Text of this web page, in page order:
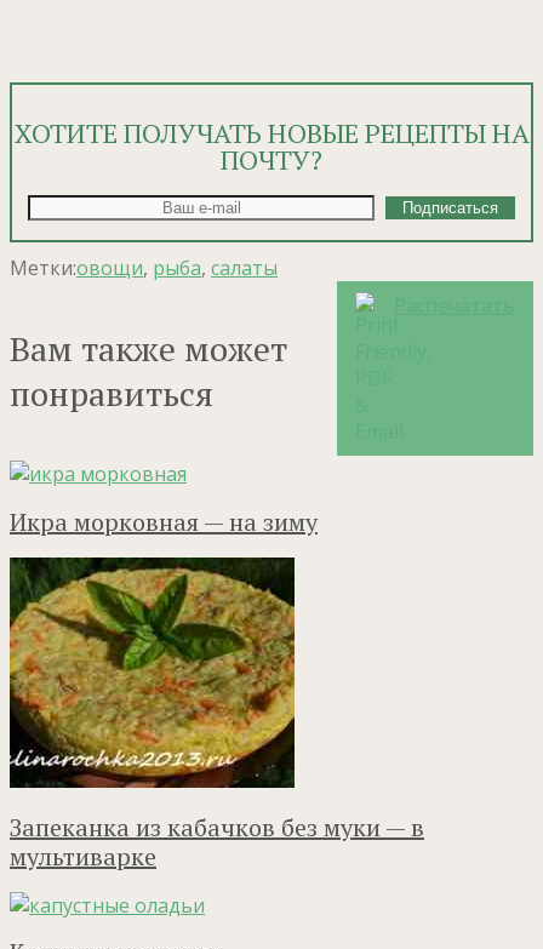
ХОТИТЕ ПОЛУЧАТЬ НОВЫЕ РЕЦЕПТЫ НА
ПОЧТУ?
Метки:овощи, рыба, салаты
Вам также может
понравиться
Икра морковная — на зиму
Запеканка из кабачков без муки — в
мультиварке